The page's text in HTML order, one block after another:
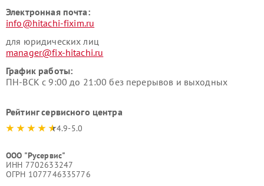
Электронная почта:
info@hitachi-fixim.ru
для юридических лиц
manager@fix-hitachi.ru
График работы:
ПН-ВСК с 9:00 до 21:00 без перерывов и выходных
Рейтинг сервисного центра
4.9-5.0
ООО "Русервис"
ИНН 7702633247
ОГРН 1077746335776